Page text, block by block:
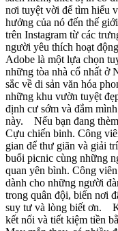
nơi tuyệt vời để tìm hiểu
hưởng của nó đến thế
trên Instagram từ các
người yêu thích hoạt
Adobe là một lựa chọn
những tòa nhà cổ nhất ở
sắc về di sản văn hóa
những khu vườn tuyệt
định cư sớm và đắm
này. Nếu bạn đang
Cựu chiến binh. Công
gian để thư giãn và giải
buổi picnic cùng những
quan yên bình. Công
dành cho những người
trong quân đội, biến nơi
suy tư và lòng biết ơn.
kết nối và tiết kiệm tiền